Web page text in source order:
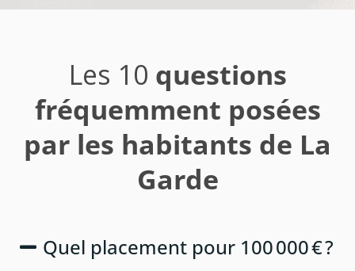
Les 10 questions
fréquemment posées
par les habitants de La
Garde
Quel placement pour 100 000 € ?